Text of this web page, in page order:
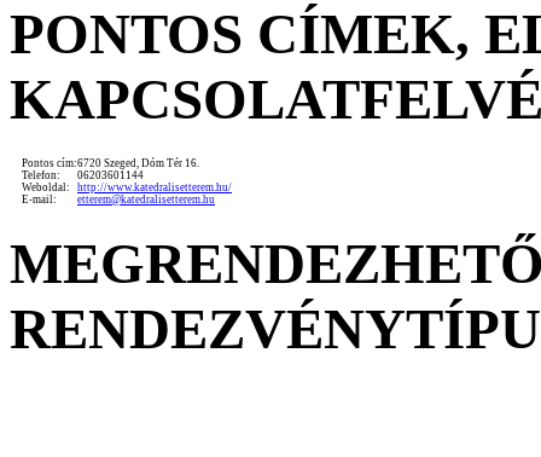
PONTOS CÍMEK,
Pontos cím:6720 Szeged, Dóm Tér 16.
Telefon:
06203601144
Weboldal:
http://www.katedralisetterem.hu/
E-mail:
etterem@katedralisetterem.hu